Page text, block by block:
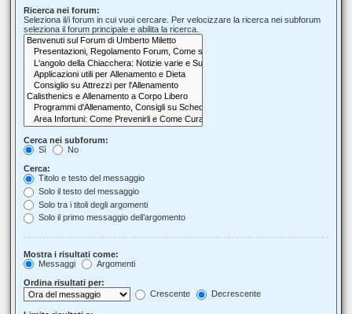
Ricerca nei forum:
Seleziona il/i forum in cui vuoi cercare. Per velocizzare la ricerca nei subforum
seleziona il forum principale e abilita la ricerca.
Cerca nei subforum:
Sì
No
Cerca:
Titolo e testo del messaggio
Solo il testo del messaggio
Solo tra i titoli degli argomenti
Solo il primo messaggio dell’argomento
Mostra i risultati come:
Messaggi
Argomenti
Ordina risultati per:
Crescente
Decrescente